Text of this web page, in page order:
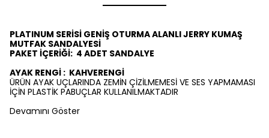
PLATINUM SERİSİ GENİŞ OTURMA ALANLI JERRY KUMAŞ
MUTFAK SANDALYESİ
PAKET İÇERİĞİ: 4 ADET SANDALYE
AYAK RENGİ : KAHVERENGİ
ÜRÜN AYAK UÇLARINDA ZEMİN ÇİZİLMEMESİ VE SES YAPMAMASI
İÇİN PLASTİK PABUÇLAR KULLANILMAKTADIR
Devamını Göster